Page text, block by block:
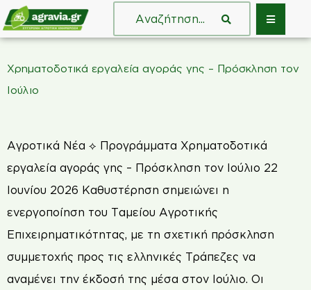
Χρηματοδοτικά εργαλεία αγοράς γης – Πρόσκληση τον
Ιούλιο
Αγροτικά Νέα ⟡ Προγράμματα Χρηματοδοτικά
εργαλεία αγοράς γης – Πρόσκληση τον Ιούλιο 22
Ιουνίου 2026 Καθυστέρηση σημειώνει η
ενεργοποίηση του Ταμείου Αγροτικής
Επιχειρηματικότητας, µε τη σχετική πρόσκληση
συμμετοχής προς τις ελληνικές Τράπεζες να
αναμένει την έκδοσή της μέσα στον Ιούλιο. Οι